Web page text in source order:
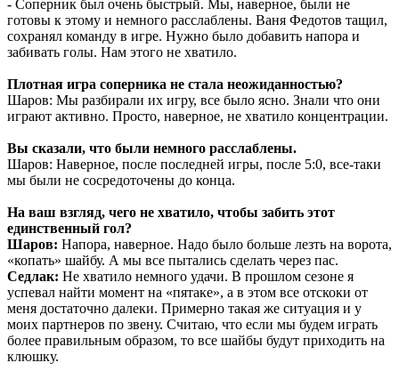
- Соперник был очень быстрый. Мы, наверное, были не
готовы к этому и немного расслаблены. Ваня Федотов тащил,
сохранял команду в игре. Нужно было добавить напора и
забивать голы. Нам этого не хватило.
Плотная игра соперника не стала неожиданностью?
Шаров: Мы разбирали их игру, все было ясно. Знали что они
играют активно. Просто, наверное, не хватило концентрации.
Вы сказали, что были немного расслаблены.
Шаров: Наверное, после последней игры, после 5:0, все-таки
мы были не сосредоточены до конца.
На ваш взгляд, чего не хватило, чтобы забить этот
единственный гол?
Шаров: Напора, наверное. Надо было больше лезть на ворота,
«копать» шайбу. А мы все пытались сделать через пас.
Седлак: Не хватило немного удачи. В прошлом сезоне я
успевал найти момент на «пятаке», а в этом все отскоки от
меня достаточно далеки. Примерно такая же ситуация и у
моих партнеров по звену. Считаю, что если мы будем играть
более правильным образом, то все шайбы будут приходить на
клюшку.